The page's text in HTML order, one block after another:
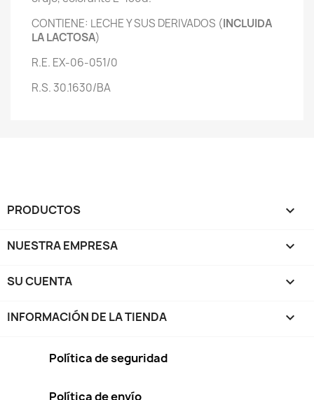
CONTIENE: LECHE Y SUS DERIVADOS (INCLUIDA
LA LACTOSA)
R.E. EX-06-051/0
R.S. 30.1630/BA
PRODUCTOS 
NUESTRA EMPRESA 
SU CUENTA 
INFORMACIÓN DE LA TIENDA keyboard_arrow_down
Política de seguridad
Política de envío